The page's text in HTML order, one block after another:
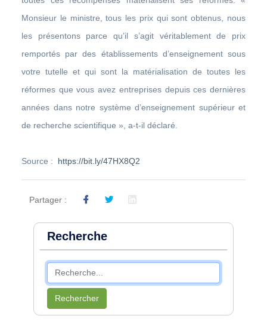
Monsieur le ministre, tous les prix qui sont obtenus, nous
les présentons parce qu’il s’agit véritablement de prix
remportés par des établissements d’enseignement sous
votre tutelle et qui sont la matérialisation de toutes les
réformes que vous avez entreprises depuis ces dernières
années dans notre système d’enseignement supérieur et
de recherche scientifique », a-t-il déclaré.
Source : https://bit.ly/47HX8Q2
Partager :
Recherche
Rechercher